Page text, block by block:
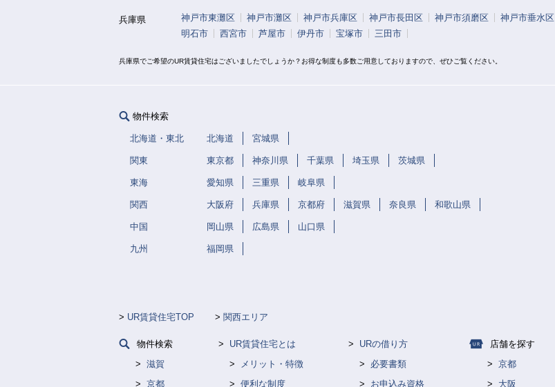
兵庫県 神戸市東灘区 神戸市灘区 神戸市兵庫区 神戸市長田区 神戸市須磨区 神戸市垂水区
明石市
西宮市 芦屋市 伊丹市 宝塚市 三田市
兵庫県でご希望のUR賃貸住宅はございましたでしょうか？お得な制度も多数ご用意しておりますので、ぜひご覧ください。
物件検索
北海道・東北 北海道 宮城県
関東 東京都 神奈川県 千葉県 埼玉県 茨城県
東海 愛知県 三重県 岐阜県
関西 大阪府 兵庫県 京都府 滋賀県 奈良県 和歌山県
中国 岡山県 広島県 山口県
九州 福岡県
UR賃貸住宅TOP 関西エリア
物件検索
滋賀
京都
UR賃貸住宅とは
メリット・特徴
便利な制度
URの借り方
必要書類
お申込み資格
店舗を探す
京都
大阪